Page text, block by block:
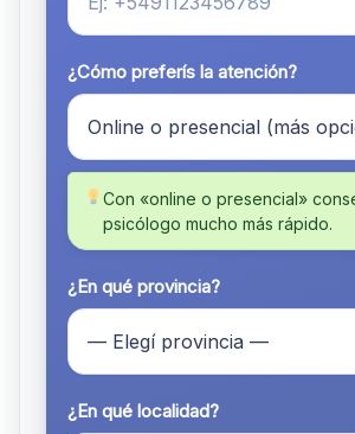
¿Cómo preferís la atención?
Con «online o presencial»
psicólogo mucho más rápido.
¿En qué provincia?
¿En qué localidad?